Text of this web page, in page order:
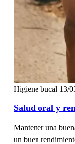
Higiene bucal 13/
Salud oral y
Mantener una
un buen